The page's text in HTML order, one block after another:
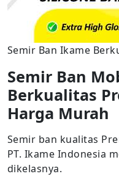
Semir Ban Ikame
Semir Ban
Berkualitas
Harga Murah
Semir ban kualitas
PT. Ikame Indonesia
dikelasnya.